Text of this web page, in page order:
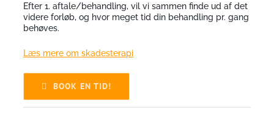
Efter 1. aftale/behandling, vil vi sammen finde ud af det
videre forløb, og hvor meget tid din behandling pr. gang
behøves.
Læs mere om skadesterapi
BOOK EN TID!